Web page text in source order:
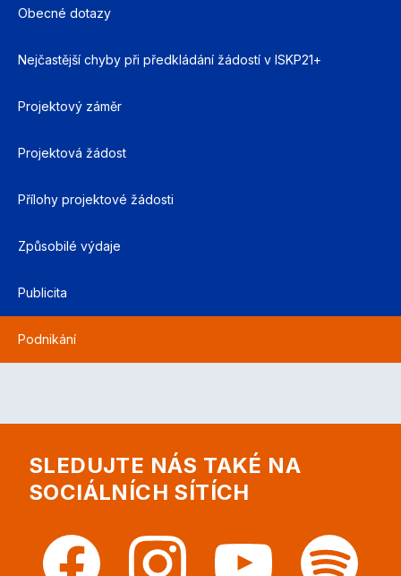
Obecné dotazy
Nejčastější chyby při předkládání žádostí v ISKP21+
Projektový záměr
Projektová žádost
Přílohy projektové žádosti
Způsobilé výdaje
Publicita
Podnikání
SLEDUJTE NÁS TAKÉ NA
SOCIÁLNÍCH SÍTÍCH